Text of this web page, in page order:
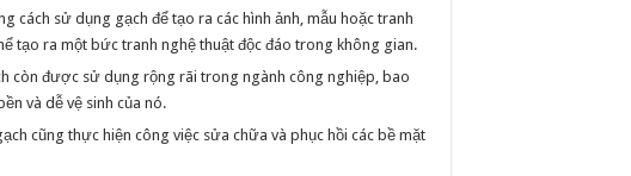
cách sử dụng gạch để tạo ra các hình ảnh, mẫu hoặc tranh
tạo ra một bức tranh nghệ thuật độc đáo trong không gian.
còn được sử dụng rộng rãi trong ngành công nghiệp, bao
và dễ vệ sinh của nó.
cũng thực hiện công việc sửa chữa và phục hồi các bề mặt